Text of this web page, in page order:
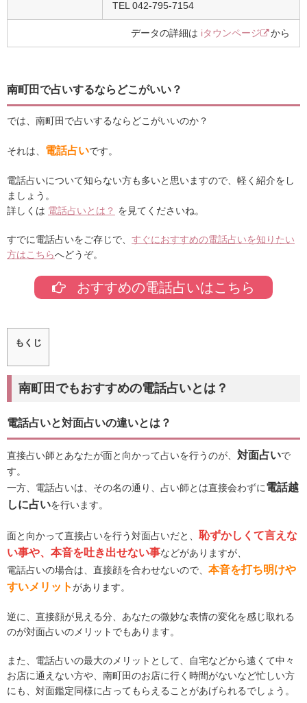
TEL 042-795-7154
データの詳細は iタウンページ から
南町田で占いするならどこがいい？
では、南町田で占いするならどこがいいのか？
それは、 電話占いです。
電話占いについて知らない方も多いと思いますので、軽く紹介をし
ましょう。
詳しくは 電話占いとは？ を見てくださいね。
すでに電話占いをご存じで、 すぐにおすすめの電話占いを知りたい
方はこちらへどうぞ。
おすすめの電話占いはこちら
もくじ
南町田でもおすすめの電話占いとは？
電話占いと対面占いの違いとは？
直接占い師とあなたが面と向かって占いを行うのが、 対面占いで
す。
一方、電話占いは、その名の通り、占い師とは直接会わずに電話越
しに占いを行います。
面と向かって直接占いを行う対面占いだと、 恥ずかしくて言えな
い事や、本音を吐き出せない事などがありますが、
電話占いの場合は、直接顔を合わせないので、 本音を打ち明けや
すいメリットがあります。
逆に、直接顔が見える分、あなたの微妙な表情の変化を感じ取れる
のが対面占いのメリットでもあります。
また、電話占いの最大のメリットとして、自宅などから遠くて中々
お店に通えない方や、南町田のお店に行く時間がないなど忙しい方
にも、対面鑑定同様に占ってもらえることがあげられるでしょう。